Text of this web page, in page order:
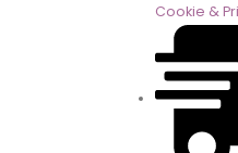
Cookie &